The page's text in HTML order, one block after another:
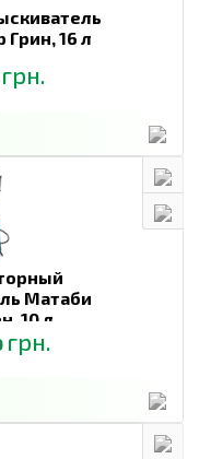
Грин,16 л
грн.
Матаби
10 л
грн.